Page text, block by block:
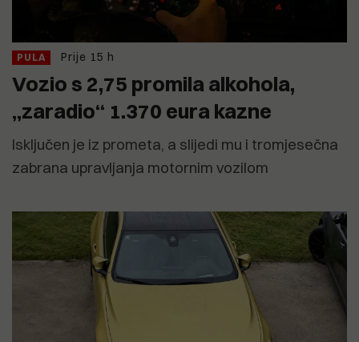
PULA Prije 15 h
Vozio s 2,75 promila alkohola,
„zaradio“ 1.370 eura kazne
Isključen je iz prometa, a slijedi mu i tromjesečna
zabrana upravljanja motornim vozilom